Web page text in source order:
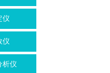
仪
仪
析仪